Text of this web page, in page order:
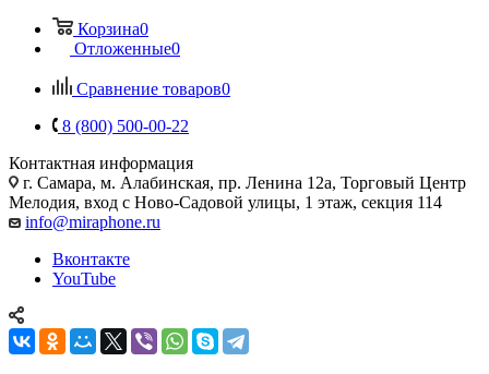
Корзина0
Отложенные0
Сравнение товаров0
8 (800) 500-00-22
Контактная информация
г. Самара, м. Алабинская, пр. Ленина 12а, Торговый Центр
Мелодия, вход с Ново-Садовой улицы, 1 этаж, секция 114
info@miraphone.ru
Вконтакте
YouTube